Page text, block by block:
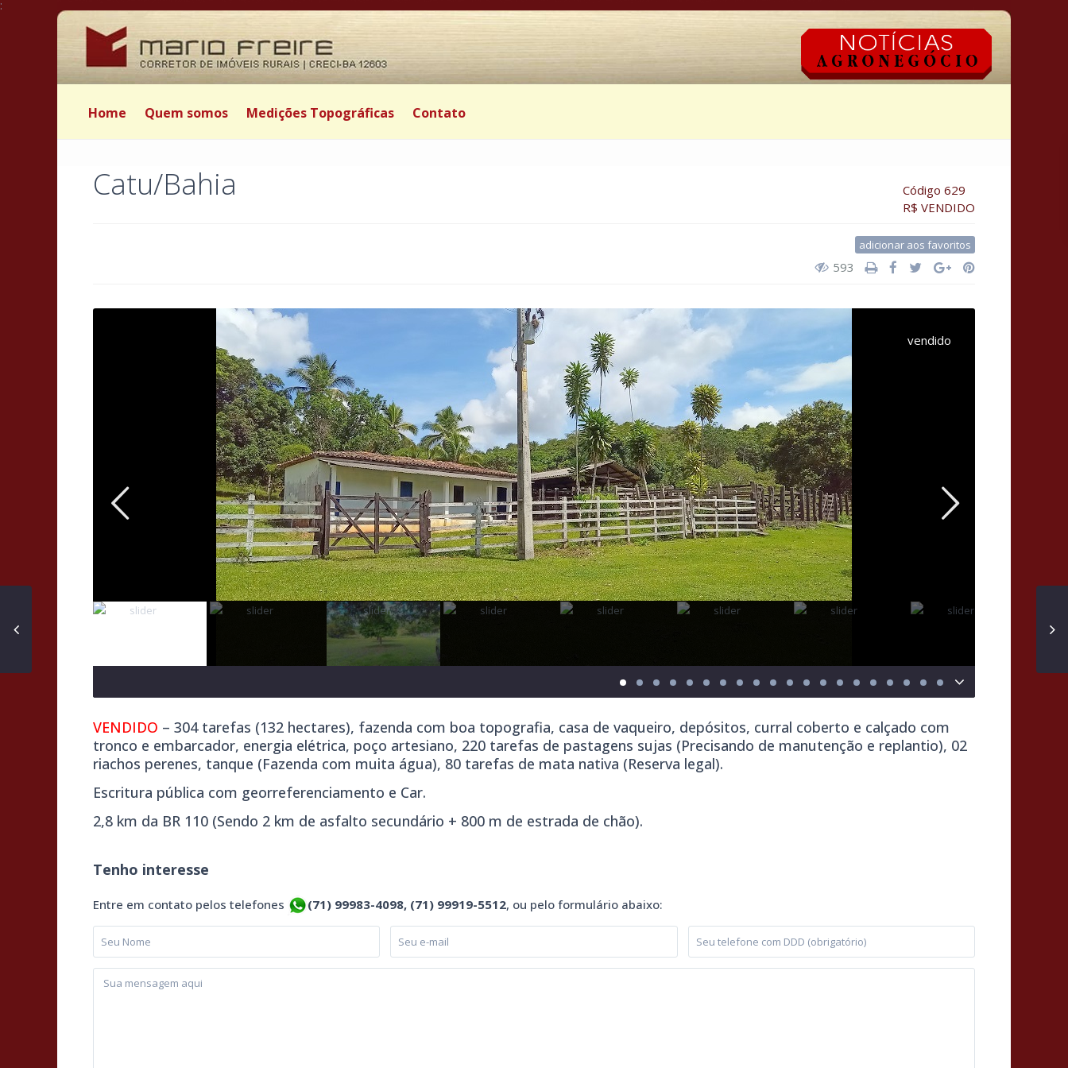
:
Home Quem somos Medições Topográficas Contato
Catu/Bahia
Código 629
R$ VENDIDO
adicionar aos favoritos
593
vendido
VENDIDO – 304 tarefas (132 hectares), fazenda com boa topografia, casa de vaqueiro, depósitos, curral coberto e calçado com
tronco e embarcador, energia elétrica, poço artesiano, 220 tarefas de pastagens sujas (Precisando de manutenção e replantio), 02
riachos perenes, tanque (Fazenda com muita água), 80 tarefas de mata nativa (Reserva legal).
Escritura pública com georreferenciamento e Car.
2,8 km da BR 110 (Sendo 2 km de asfalto secundário + 800 m de estrada de chão).
Tenho interesse
Entre em contato pelos telefones (71) 99983-4098, (71) 99919-5512, ou pelo formulário abaixo: